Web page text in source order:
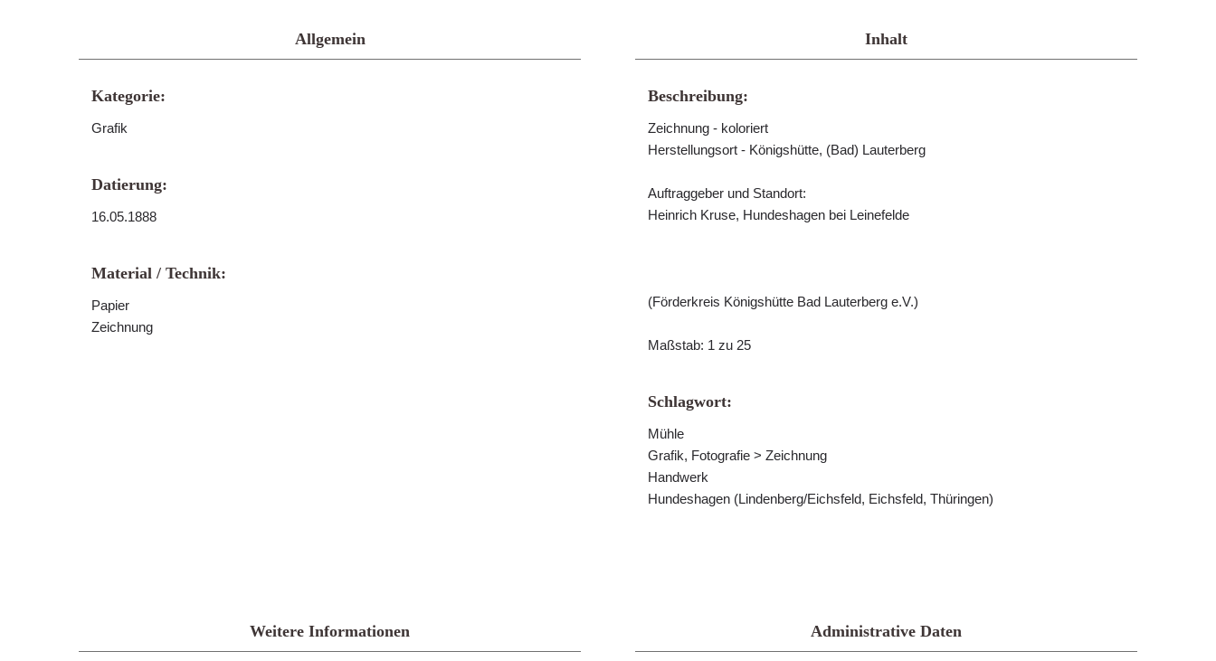
Allgemein
Kategorie:
Grafik
Datierung:
16.05.1888
Material / Technik:
Papier
Zeichnung
Inhalt
Beschreibung:
Zeichnung - koloriert
Herstellungsort - Königshütte, (Bad) Lauterberg
Auftraggeber und Standort:
Heinrich Kruse, Hundeshagen bei Leinefelde
(Förderkreis Königshütte Bad Lauterberg e.V.)
Maßstab: 1 zu 25
Schlagwort:
Mühle
Grafik, Fotografie > Zeichnung
Handwerk
Hundeshagen (Lindenberg/Eichsfeld, Eichsfeld, Thüringen)
Weitere Informationen Administrative Daten